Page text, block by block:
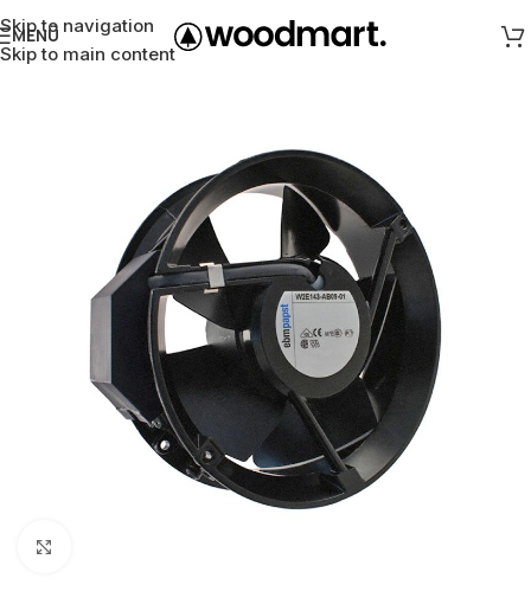
Skip to navigation
Skip to main content
MENÜ